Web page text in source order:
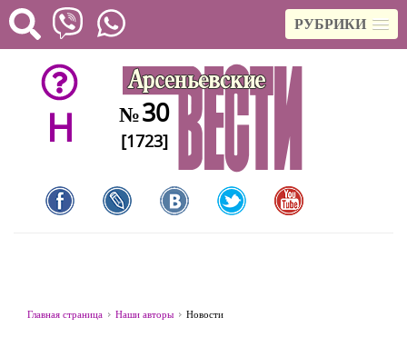
РУБРИКИ
H №30
[1723]
Главная страница Наши авторы Новости